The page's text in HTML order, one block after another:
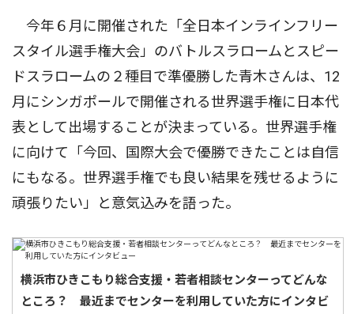
今年６月に開催された「全日本インラインフリー
スタイル選手権大会」のバトルスラロームとスピー
ドスラロームの２種目で準優勝した青木さんは、12
月にシンガポールで開催される世界選手権に日本代
表として出場することが決まっている。世界選手権
に向けて「今回、国際大会で優勝できたことは自信
にもなる。世界選手権でも良い結果を残せるように
頑張りたい」と意気込みを語った。
横浜市ひきこもり総合支援・若者相談センターってどんな
ところ？ 最近までセンターを利用していた方にインタビ